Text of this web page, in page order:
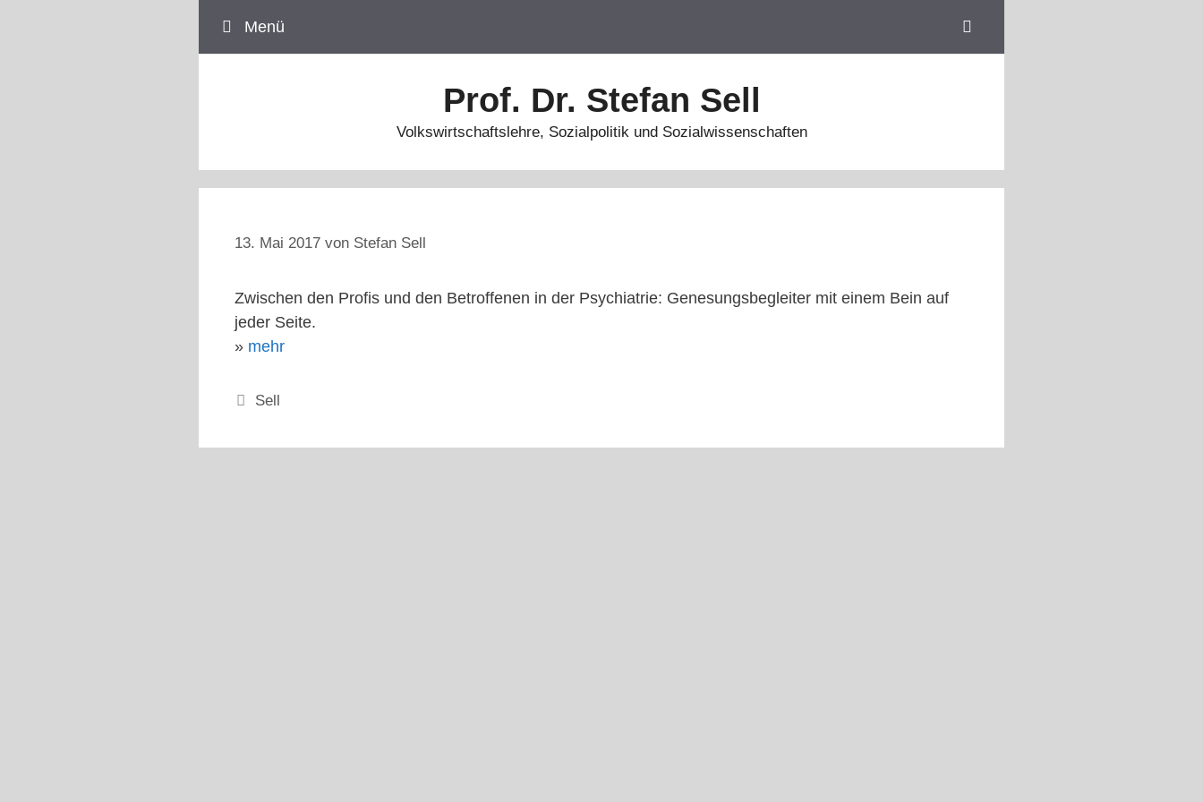
Menü
Prof. Dr. Stefan Sell
Volkswirtschaftslehre, Sozialpolitik und Sozialwissenschaften
13. Mai 2017 von Stefan Sell
Zwischen den Profis und den Betroffenen in der Psychiatrie: Genesungsbegleiter mit einem Bein auf
jeder Seite.
» mehr
Kategorien
Sell